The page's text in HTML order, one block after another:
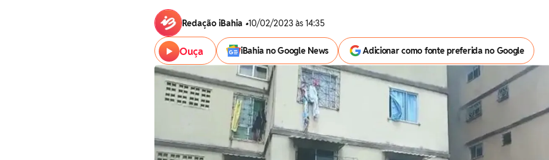
Redação iBahia •10/02/2023 às 14:35
Ouça iBahia no Google News Adicionar como fonte preferida no Google